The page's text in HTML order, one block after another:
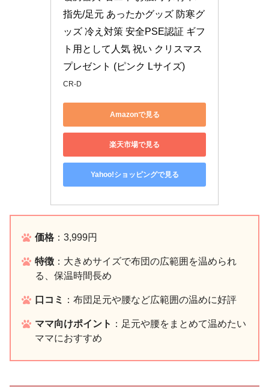
指先/足元 あったかグッズ 防寒グ
ッズ 冷え対策 安全PSE認証 ギフ
ト用として人気 祝い クリスマス
プレゼント (ピンク Lサイズ)
CR-D
Amazonで見る
楽天市場で見る
Yahoo!ショッピングで見る
価格 ：3,999円
特徴 ：大きめサイズで布団の広範囲を温められ
る、保温時間長め
口コミ ：布団足元や腰など広範囲の温めに好評
ママ向けポイント ：足元や腰をまとめて温めたい
ママにおすすめ